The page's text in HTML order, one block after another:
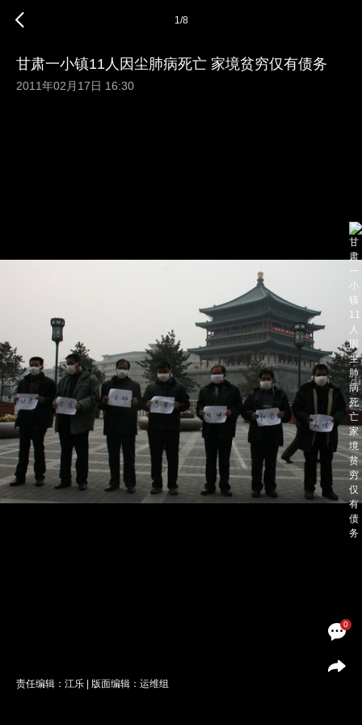
0
1/8
甘肃一小镇11人因尘肺病死亡 家境贫穷仅有债务
2011年02月17日 16:30
责任编辑：江乐 | 版面编辑：运维组